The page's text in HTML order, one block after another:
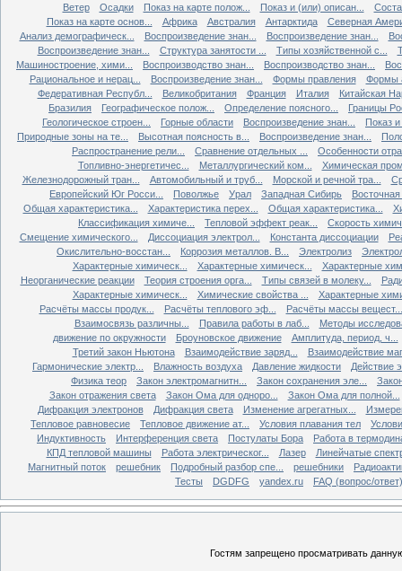
Ветер
Осадки Показ на карте полож... Показ и (или) описан...
Показ на карте основ...
Африка Австралия Антарктида
Северная
Анализ демографическ...
Воспроизведение знан... Воспроизведение знан...
Воспроизведение знан...
Структура занятости ... Типы хозяйственной с...
Машиностроение, хими...
Воспроизводство знан... Воспроизводство знан...
Рациональное и нерац...
Воспроизведение знан... Формы правления
Формы
Федеративная Республ...
Великобритания Франция Италия
Китайская
Бразилия
Географическое полож... Определение поясного...
Границы
Геологическое строен...
Горные области Воспроизведение знан...
Показ
Природные зоны на те...
Высотная поясность в... Воспроизведение знан...
Распространение рели...
Сравнение отдельных ...
Особенности
Топливно-энергетичес...
Металлургический ком...
Химическая
Железнодорожный тран...
Автомобильный и труб... Морской и речной тра...
Европейский Юг Росси...
Поволжье Урал Западная Сибирь
Общая характеристика...
Характеристика перех... Общая характеристика...
Классификация химиче...
Тепловой эффект реак...
Скорость
Смещение химического...
Диссоциация электрол... Константа диссоциации
Окислительно-восстан...
Коррозия металлов. В... Электролиз
Характерные химическ...
Характерные химическ...
Характерные
Неорганические реакции
Теория строения орга... Типы связей в молеку...
Характерные химическ...
Химические свойства ...
Характерные
Расчёты массы продук...
Расчёты теплового эф...
Расчёты массы вещест...
Взаимосвязь различны...
Правила работы в лаб...
Методы
движение по окружности
Броуновское движение
Амплитуда, период, ч...
Третий закон Ньютона
Взаимодействие заряд...
Взаимодействие
Гармонические электр...
Влажность воздуха Давление жидкости
Действие
Физика теор
Закон электромагнитн... Закон сохранения эле...
Закон отражения света
Закон Ома для одноро...
Закон Ома для полной...
Дифракция электронов
Дифракция света Изменение агрегатных...
Тепловое равновесие
Тепловое движение ат... Условия плавания тел
Индуктивность
Интерференция света Постулаты Бора
Работа в
КПД тепловой машины
Работа электрическог... Лазер
Линейчатые
Магнитный поток
решебник Подробный разбор спе... решебники
Тесты
DGDFG yandex.ru FAQ (вопрос/ответ)
Гостям запрещено просматривать